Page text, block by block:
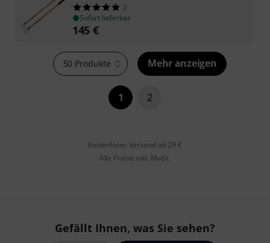
2
Sofort lieferbar
145 €
50 Produkte Mehr anzeigen
1 2
Kostenloser Versand ab 29 €
Alle Preise inkl. MwSt.
Gefällt Ihnen, was Sie sehen?